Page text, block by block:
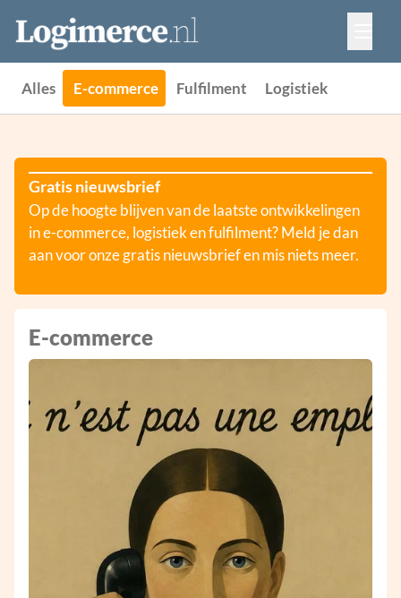
Vacatures
Events
Adverteren
Partners
Alles E-commerce Fulfilment Logistiek
Gratis nieuwsbrief
Op de hoogte blijven van de laatste ontwikkelingen
in e-commerce, logistiek en fulfilment? Meld je dan
aan voor onze gratis nieuwsbrief en mis niets meer.
E-commerce